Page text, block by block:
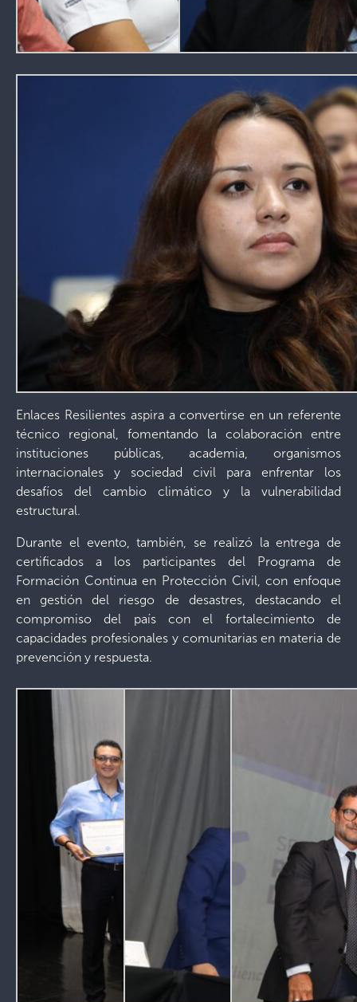
Enlaces Resilientes aspira a convertirse en un referente
técnico regional, fomentando la colaboración entre
instituciones públicas, academia, organismos
internacionales y sociedad civil para enfrentar los
desafíos del cambio climático y la vulnerabilidad
estructural.
Durante el evento, también, se realizó la entrega de
certificados a los participantes del Programa de
Formación Continua en Protección Civil, con enfoque
en gestión del riesgo de desastres, destacando el
compromiso del país con el fortalecimiento de
capacidades profesionales y comunitarias en materia de
prevención y respuesta.